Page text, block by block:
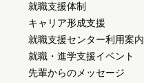
就職支援体制
キャリア形成支援
就職支援センター利用案内
就職・進学支援イベント
先輩からのメッセージ